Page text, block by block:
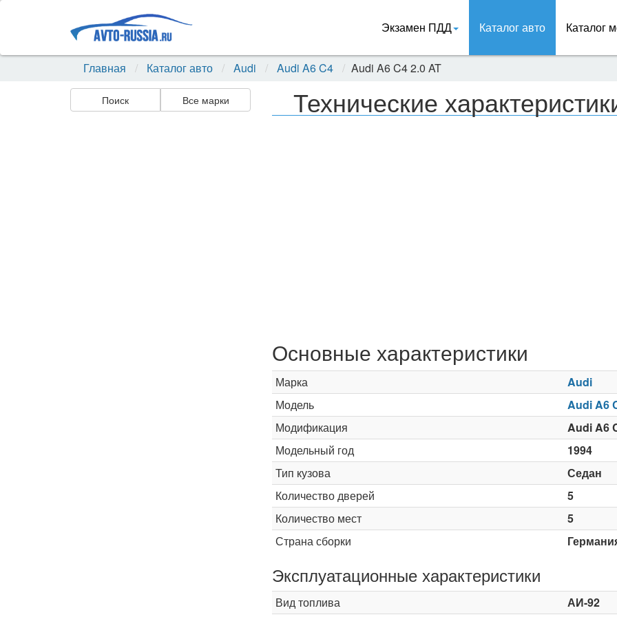
Экзамен ПДД Каталог авто Каталог
Главная Каталог авто Audi Audi A6 C4 Audi A6 C4 2.0 AT
Поиск Все марки Технические
Основные характеристики
Марка
Audi
Модель
Audi A6
Модификация
Audi A6
Модельный год
1994
Тип кузова
Седан
Количество дверей
5
Количество мест
5
Страна сборки
Эксплуатационные характеристики
Вид топлива
АИ-92